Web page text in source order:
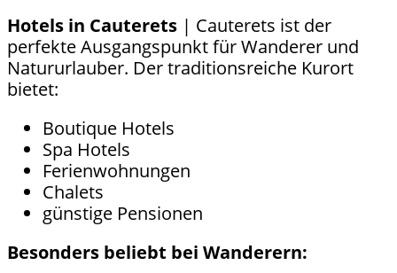
Hotels in Cauterets | Cauterets ist der
perfekte Ausgangspunkt für Wanderer und
Natururlauber. Der traditionsreiche Kurort
bietet:
Boutique Hotels
Spa Hotels
Ferienwohnungen
Chalets
günstige Pensionen
Besonders beliebt bei Wanderern: